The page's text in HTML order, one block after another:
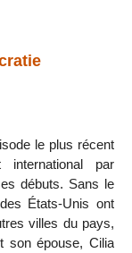
le plus récent
par
débuts. Sans le
États-Unis ont
villes du pays,
son épouse, Cilia